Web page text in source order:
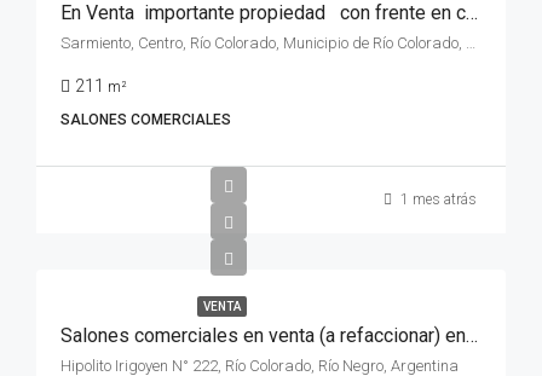
En Venta importante propiedad con frente en calle Sarmiento y salida por calle Hipólito Yrigoyen ,de la ciudad de Rio Colorado, provincia de Rio Negro.
Sarmiento, Centro, Río Colorado, Municipio de Río Colorado, Departamento Pichi Mahuida, Río Negro, 8138, Argentina
211 m²
SALONES COMERCIALES
1 mes atrás
VENTA
Salones comerciales en venta (a refaccionar) en calle Irigoyen N° 222, pleno centro de la ciudad de Rio Colorado, Rio Negro.
Hipolito Irigoyen N° 222, Río Colorado, Río Negro, Argentina